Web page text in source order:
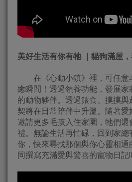
美好生活有你有牠 ｜貓狗滿屋
在《心動小鎮》裡，可任意
癒瞬間！透過領養功能，發展家
的動物夥伴。透過餵食、摸摸與
契將在日常陪伴中升溫。隨著
邀請更多毛孩入住家園，牠們還
禮。無論生活再忙碌，回到家總
你，快來尋找那個與你心靈相通
同撰寫充滿愛與驚喜的寵物日記